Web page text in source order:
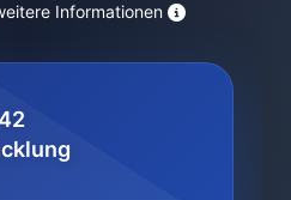
Informationen